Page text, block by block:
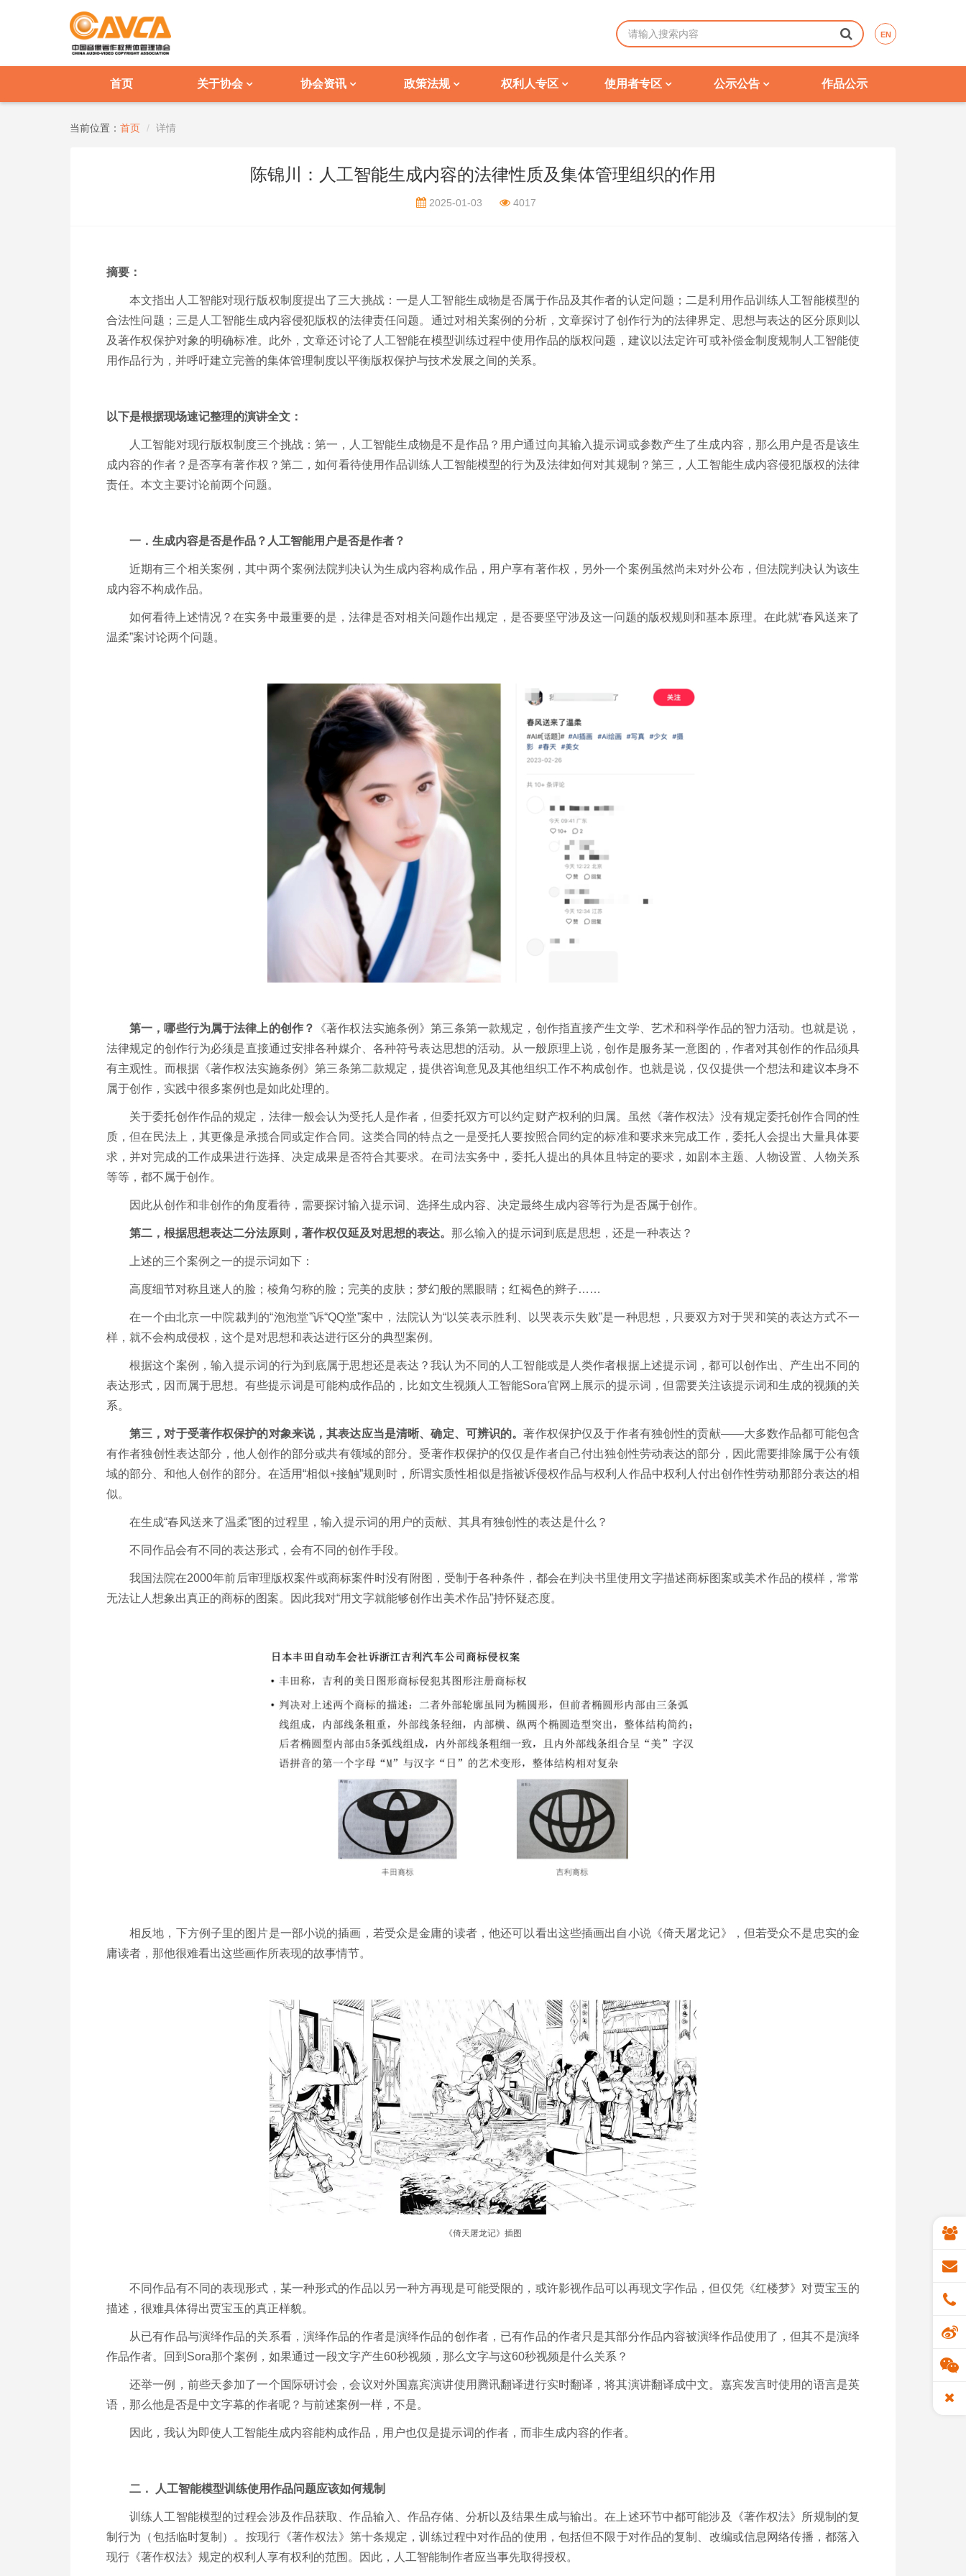
EN
首页 关于协会 协会资讯 政策法规 权利人专区 使用者专区 公示公告 作品公示
当前位置： 首页 详情
陈锦川：人工智能生成内容的法律性质及集体管理组织的作用
2025-01-03 4017
摘要：
本文指出人工智能对现行版权制度提出了三大挑战：一是人工智能生成物是否属于作品及其作者的认定问题；二是利用作品训练人工智能模型的
合法性问题；三是人工智能生成内容侵犯版权的法律责任问题。通过对相关案例的分析，文章探讨了创作行为的法律界定、思想与表达的区分原则以
及著作权保护对象的明确标准。此外，文章还讨论了人工智能在模型训练过程中使用作品的版权问题，建议以法定许可或补偿金制度规制人工智能使
用作品行为，并呼吁建立完善的集体管理制度以平衡版权保护与技术发展之间的关系。
以下是根据现场速记整理的演讲全文：
人工智能对现行版权制度三个挑战：第一，人工智能生成物是不是作品？用户通过向其输入提示词或参数产生了生成内容，那么用户是否是该生
成内容的作者？是否享有著作权？第二，如何看待使用作品训练人工智能模型的行为及法律如何对其规制？第三，人工智能生成内容侵犯版权的法律
责任。本文主要讨论前两个问题。
一．生成内容是否是作品？人工智能用户是否是作者？
近期有三个相关案例，其中两个案例法院判决认为生成内容构成作品，用户享有著作权，另外一个案例虽然尚未对外公布，但法院判决认为该生
成内容不构成作品。
如何看待上述情况？在实务中最重要的是，法律是否对相关问题作出规定，是否要坚守涉及这一问题的版权规则和基本原理。在此就“春风送来了
温柔”案讨论两个问题。
第一，哪些行为属于法律上的创作？
《著作权法实施条例》第三条第一款规定，创作指直接产生文学、艺术和科学作品的智力活动。也就是说，
法律规定的创作行为必须是直接通过安排各种媒介、各种符号表达思想的活动。从一般原理上说，创作是服务某一意图的，作者对其创作的作品须具
有主观性。而根据《著作权法实施条例》第三条第二款规定，提供咨询意见及其他组织工作不构成创作。也就是说，仅仅提供一个想法和建议本身不
属于创作，实践中很多案例也是如此处理的。
关于委托创作作品的规定，法律一般会认为受托人是作者，但委托双方可以约定财产权利的归属。虽然《著作权法》没有规定委托创作合同的性
质，但在民法上，其更像是承揽合同或定作合同。这类合同的特点之一是受托人要按照合同约定的标准和要求来完成工作，委托人会提出大量具体要
求，并对完成的工作成果进行选择、决定成果是否符合其要求。在司法实务中，委托人提出的具体且特定的要求，如剧本主题、人物设置、人物关系
等等，都不属于创作。
因此从创作和非创作的角度看待，需要探讨输入提示词、选择生成内容、决定最终生成内容等行为是否属于创作。
第二，根据思想表达二分法原则，著作权仅延及对思想的表达。 那么输入的提示词到底是思想，还是一种表达？
上述的三个案例之一的提示词如下：
高度细节对称且迷人的脸；棱角匀称的脸；完美的皮肤；梦幻般的黑眼睛；红褐色的辫子……
在一个由北京一中院裁判的“泡泡堂”诉“QQ堂”案中，法院认为“以笑表示胜利、以哭表示失败”是一种思想，只要双方对于哭和笑的表达方式不一
样，就不会构成侵权，这个是对思想和表达进行区分的典型案例。
根据这个案例，输入提示词的行为到底属于思想还是表达？我认为不同的人工智能或是人类作者根据上述提示词，都可以创作出、产生出不同的
表达形式，因而属于思想。有些提示词是可能构成作品的，比如文生视频人工智能Sora官网上展示的提示词，但需要关注该提示词和生成的视频的关
系。
第三，对于受著作权保护的对象来说，其表达应当是清晰、确定、可辨识的。著作权保护仅及于作者有独创性的贡献——大多数作品都可能包含
有作者独创性表达部分，他人创作的部分或共有领域的部分。受著作权保护的仅仅是作者自己付出独创性劳动表达的部分，因此需要排除属于公有领
域的部分、和他人创作的部分。在适用“相似+接触”规则时，所谓实质性相似是指被诉侵权作品与权利人作品中权利人付出创作性劳动那部分表达的相
似。
在生成“春风送来了温柔”图的过程里，输入提示词的用户的贡献、其具有独创性的表达是什么？
不同作品会有不同的表达形式，会有不同的创作手段。
我国法院在2000年前后审理版权案件或商标案件时没有附图，受制于各种条件，都会在判决书里使用文字描述商标图案或美术作品的模样，常常
无法让人想象出真正的商标的图案。因此我对“用文字就能够创作出美术作品”持怀疑态度。
相反地，下方例子里的图片是一部小说的插画，若受众是金庸的读者，他还可以看出这些插画出自小说《倚天屠龙记》，但若受众不是忠实的金
庸读者，那他很难看出这些画作所表现的故事情节。
《倚天屠龙记》插图
不同作品有不同的表现形式，某一种形式的作品以另一种方再现是可能受限的，或许影视作品可以再现文字作品，但仅凭《红楼梦》对贾宝玉的
描述，很难具体得出贾宝玉的真正样貌。
从已有作品与演绎作品的关系看，演绎作品的作者是演绎作品的创作者，已有作品的作者只是其部分作品内容被演绎作品使用了，但其不是演绎
作品作者。回到Sora那个案例，如果通过一段文字产生60秒视频，那么文字与这60秒视频是什么关系？
还举一例，前些天参加了一个国际研讨会，会议对外国嘉宾演讲使用腾讯翻译进行实时翻译，将其演讲翻译成中文。嘉宾发言时使用的语言是英
语，那么他是否是中文字幕的作者呢？与前述案例一样，不是。
因此，我认为即使人工智能生成内容能构成作品，用户也仅是提示词的作者，而非生成内容的作者。
二． 人工智能模型训练使用作品问题应该如何规制
训练人工智能模型的过程会涉及作品获取、作品输入、作品存储、分析以及结果生成与输出。在上述环节中都可能涉及《著作权法》所规制的复
制行为（包括临时复制）。按现行《著作权法》第十条规定，训练过程中对作品的使用，包括但不限于对作品的复制、改编或信息网络传播，都落入
现行《著作权法》规定的权利人享有权利的范围。因此，人工智能制作者应当事先取得授权。